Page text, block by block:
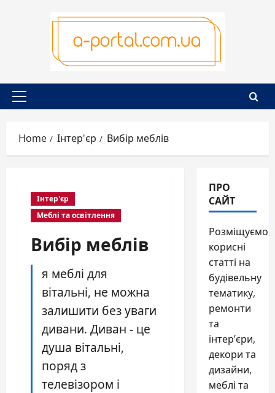
Primary
Home Інтер'єр Вибір меблів
Інтер'єр
Меблі та освітлення
Вибір меблів
я меблі для
вітальні, не можна
залишити без уваги
дивани. Диван - це
душа вітальні,
поряд з
телевізором і
ПРО
САЙТ
Розміщуємо
корисні
статті на
будівельну
тематику,
ремонти
та
інтер’єри,
декори та
дизайни,
меблі та